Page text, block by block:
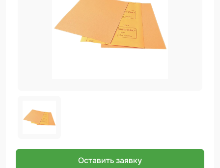
Шлифовальные ленты
Оставить заявку